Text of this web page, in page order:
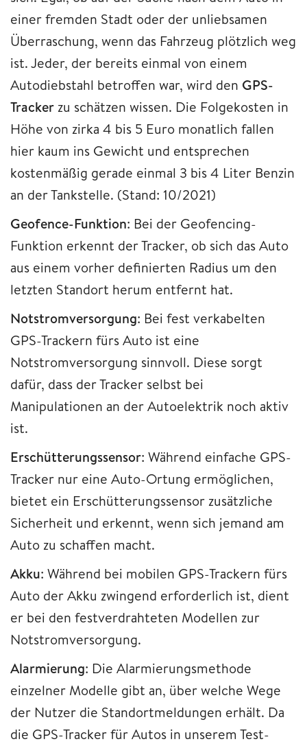
einer fremden Stadt oder der unliebsamen
Überraschung, wenn das Fahrzeug plötzlich weg
ist. Jeder, der bereits einmal von einem
Autodiebstahl betroffen war, wird den GPS-
Trackerzu schätzen wissen. Die Folgekosten in
Höhe von zirka 4 bis 5 Euro monatlich fallen
hier kaum ins Gewicht und entsprechen
kostenmäßig gerade einmal 3 bis 4 Liter Benzin
an der Tankstelle. (Stand: 10/2021)
Geofence-Funktion: Bei der Geofencing-
Funktion erkennt der Tracker, ob sich das Auto
aus einem vorher definierten Radius um den
letzten Standort herum entfernt hat.
Notstromversorgung: Bei fest verkabelten
GPS-Trackern fürs Auto ist eine
Notstromversorgung sinnvoll. Diese sorgt
dafür, dass der Tracker selbst bei
Manipulationen an der Autoelektrik noch aktiv
ist.
Erschütterungssensor: Während einfache GPS-
Tracker nur eine Auto-Ortung ermöglichen,
bietet ein Erschütterungssensor zusätzliche
Sicherheit und erkennt, wenn sich jemand am
Auto zu schaffen macht.
Akku: Während bei mobilen GPS-Trackern fürs
Auto der Akku zwingend erforderlich ist, dient
er bei den festverdrahteten Modellen zur
Notstromversorgung.
Alarmierung: Die Alarmierungsmethode
einzelner Modelle gibt an, über welche Wege
der Nutzer die Standortmeldungen erhält. Da
die GPS-Tracker für Autos in unserem Test-